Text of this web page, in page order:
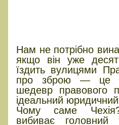
Нам не потрібно
якщо він уже
їздить вулицями
про зброю — це
шедевр правового
ідеальний
Чому саме
вибиває головний